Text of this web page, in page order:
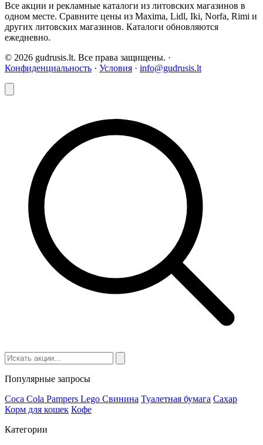
Все акции и рекламные каталоги из литовских магазинов в
одном месте. Сравните цены из Maxima, Lidl, Iki, Norfa, Rimi и
других литовских магазинов. Каталоги обновляются
ежедневно.
© 2026 gudrusis.lt. Все права защищены. ·
Конфиденциальность · Условия · info@gudrusis.lt
Популярные запросы
Coca Cola Pampers Lego Cвинина Туалетная бумага Сахар
Корм для кошек Кофе
Категории